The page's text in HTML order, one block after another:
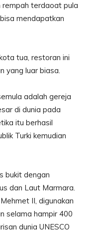
rempah terdaoat pula
mendapatkan
tua, restoran ini
yang luar biasa.
adalah gereja
di dunia pada
itu berhasil
Turki kemudian
bukit dengan
dan Laut Marmara.
II, digunakan
selama hampir 400
dunia UNESCO